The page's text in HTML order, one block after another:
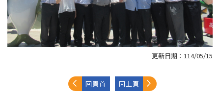
更新日期： 114/05/15
回頁首 回上頁